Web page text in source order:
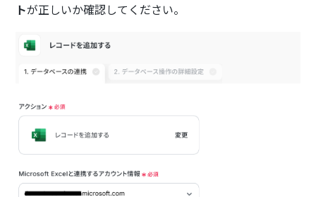
トが正しいか確認してください。